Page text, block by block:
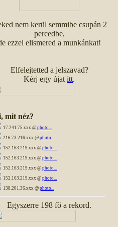
nem kerül semmibe csupán 2
percedbe,
ezzel elismered a munkánkat!
Elfelejtetted a jelszavad?
Kérj egy újat itt.
mit néz?
17.241.75.xxx @ photo...
216.73.216.xxx @ photo...
152.163.219.xxx @ photo...
152.163.219.xxx @ photo...
152.163.219.xxx @ photo...
152.163.219.xxx @ photo...
138.201.36.xxx @ photo...
Egyszerre 198 fő a rekord.